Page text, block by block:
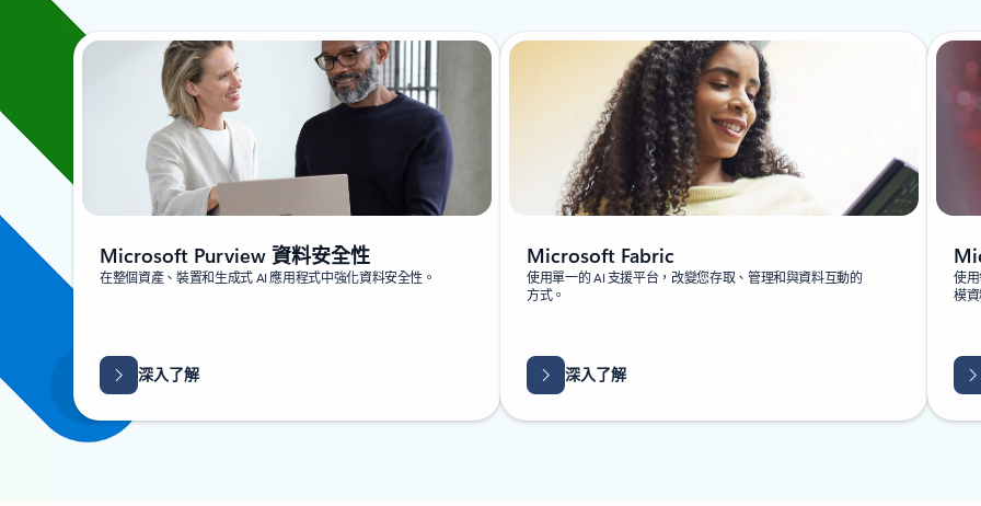
Microsoft Purview 資料安全性
在整個資產、裝置和生成式 AI 應用程式中強化資料安全性。
深入了解
Microsoft Fabric
使用單一的 AI 支援平台，改變您存取、管理和與資料互動的
方式。
深入了解
使
模